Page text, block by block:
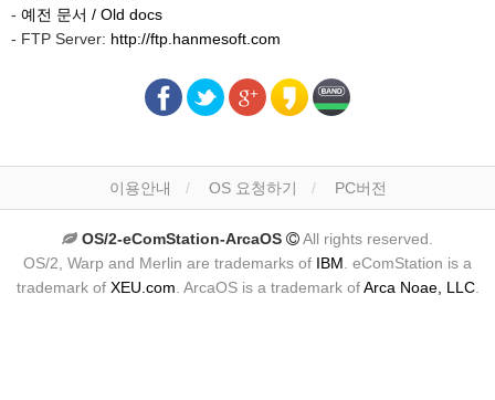
- 예전 문서 / Old docs
- FTP Server: http://ftp.hanmesoft.com
이용안내 OS 요청하기 PC버전
OS/2-eComStation-ArcaOS
All rights reserved.
OS/2, Warp and Merlin are trademarks of IBM . eComStation is a
trademark of XEU.com . ArcaOS is a trademark ofArca Noae, LLC.